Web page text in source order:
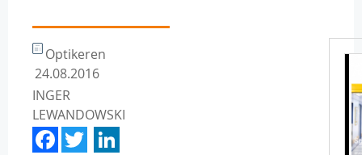
Optikeren
24.08.2016
INGER
LEWANDOWSKI
Facebook
Twitter